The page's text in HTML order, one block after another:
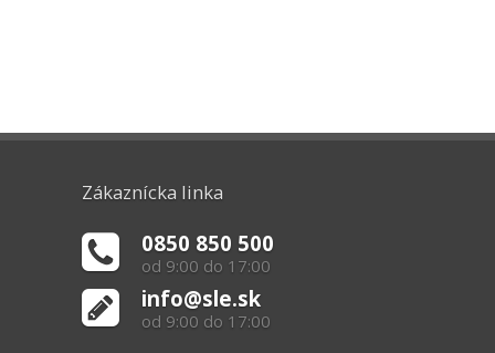
Zákaznícka linka
0850 850 500
od 9:00 do 17:00
info@sle.sk
od 9:00 do 17:00